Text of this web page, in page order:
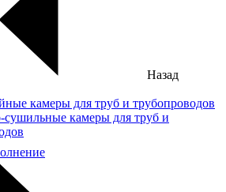
Назад
камеры для труб и трубопроводов
сушильные камеры для труб и